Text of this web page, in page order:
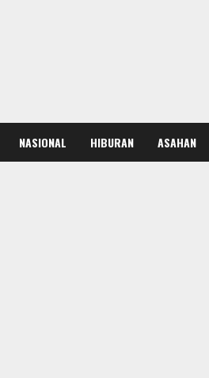
NASIONAL HIBURAN ASAHAN